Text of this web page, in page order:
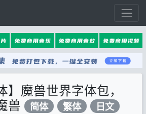
】魔兽世界字体包，
兽
简体 繁体
日文